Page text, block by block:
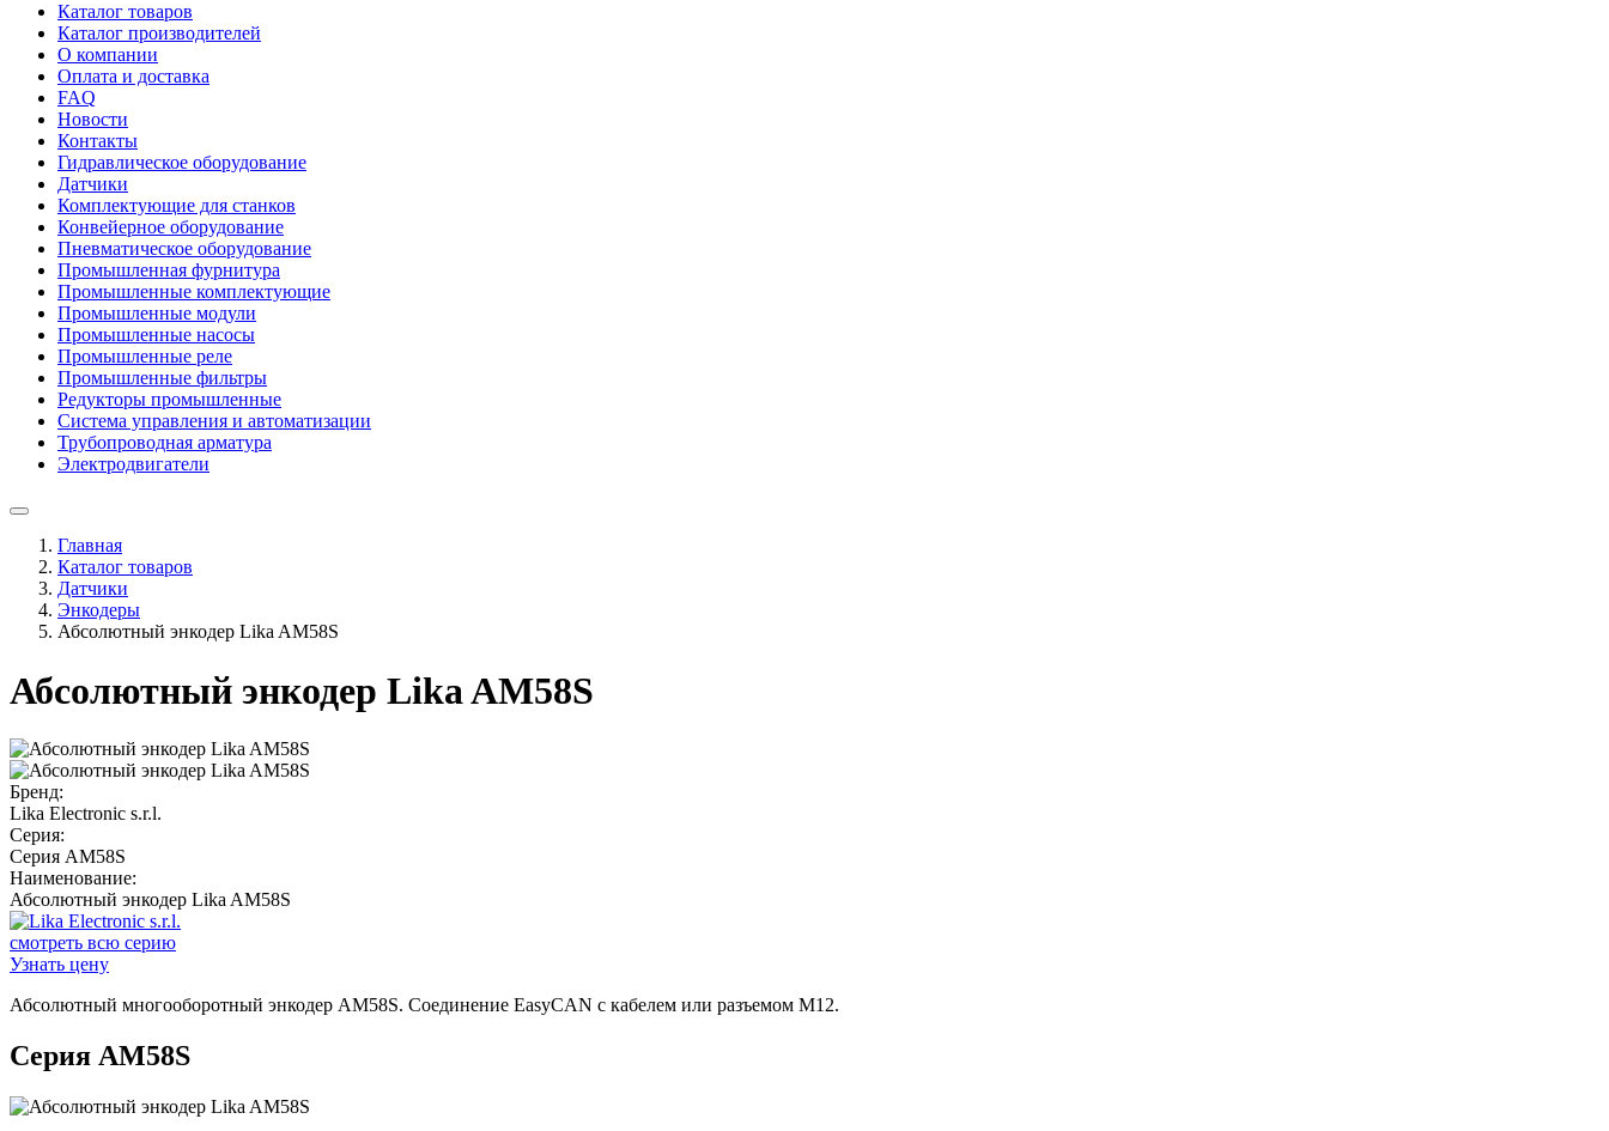
Каталог товаров
Каталог производителей
О компании
Оплата и доставка
FAQ
Новости
Контакты
Гидравлическое оборудование
Датчики
Комплектующие для станков
Конвейерное оборудование
Пневматическое оборудование
Промышленная фурнитура
Промышленные комплектующие
Промышленные модули
Промышленные насосы
Промышленные реле
Промышленные фильтры
Редукторы промышленные
Система управления и автоматизации
Трубопроводная арматура
Электродвигатели
Главная
Каталог товаров
Датчики
Энкодеры
Абсолютный энкодер Lika AM58S
Абсолютный энкодер Lika AM58S
Бренд:
Lika Electronic s.r.l.
Серия:
Серия AM58S
Наименование:
Абсолютный энкодер Lika AM58S
смотреть всю серию
Узнать цену
Абсолютный многооборотный энкодер AM58S. Соединение EasyCAN с кабелем или разъемом M12.
Серия AM58S